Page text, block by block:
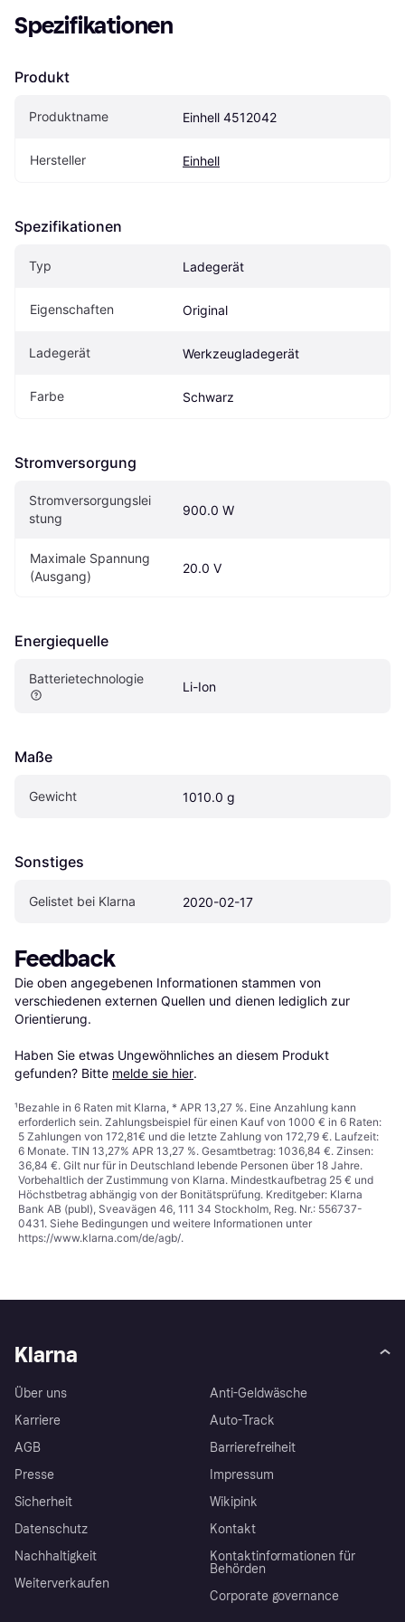
Spezifikationen
Produkt
Produktname Einhell 4512042
Hersteller Einhell
Spezifikationen
Typ Ladegerät
Eigenschaften Original
Ladegerät Werkzeugladegerät
Farbe Schwarz
Stromversorgung
Stromversorgungslei
stung
900.0 W
Maximale Spannung
(Ausgang)
20.0 V
Energiequelle
Batterietechnologie
Li-Ion
Maße
Gewicht 1010.0 g
Sonstiges
Gelistet bei Klarna 2020-02-17
Feedback
Die oben angegebenen Informationen stammen von
verschiedenen externen Quellen und dienen lediglich zur
Orientierung.
Haben Sie etwas Ungewöhnliches an diesem Produkt
gefunden? Bitte melde sie hier.
¹Bezahle in 6 Raten mit Klarna, * APR 13,27 %. Eine Anzahlung kann
erforderlich sein. Zahlungsbeispiel für einen Kauf von 1000 € in 6 Raten:
5 Zahlungen von 172,81€ und die letzte Zahlung von 172,79 €. Laufzeit:
6 Monate. TIN 13,27% APR 13,27 %. Gesamtbetrag: 1036,84 €. Zinsen:
36,84 €. Gilt nur für in Deutschland lebende Personen über 18 Jahre.
Vorbehaltlich der Zustimmung von Klarna. Mindestkaufbetrag 25 € und
Höchstbetrag abhängig von der Bonitätsprüfung. Kreditgeber: Klarna
Bank AB (publ), Sveavägen 46, 111 34 Stockholm, Reg. Nr.: 556737-
0431. Siehe Bedingungen und weitere Informationen unter
https://www.klarna.com/de/agb/.
Klarna
Über uns
Karriere
AGB
Presse
Sicherheit
Datenschutz
Nachhaltigkeit
Weiterverkaufen
Anti-Geldwäsche
Auto-Track
Barrierefreiheit
Impressum
Wikipink
Kontakt
Kontaktinformationen für
Behörden
Corporate governance